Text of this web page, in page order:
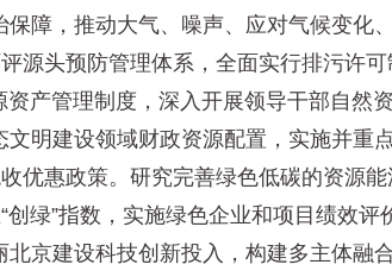
，推动大气、噪声、应对气候变化
源头预防管理体系，全面实行排污许
产管理制度，深入开展领导干部自然
建设领域财政资源配置，实施并重
优惠政策。研究完善绿色低碳的资源
绿”指数，实施绿色企业和项目绩效
建设科技创新投入，构建多主体融